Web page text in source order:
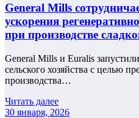
General Mills
ускорения
при производстве
General Mills и Euralis
сельского хозяйства с целью
производства…
Читать далее
30 января, 2026